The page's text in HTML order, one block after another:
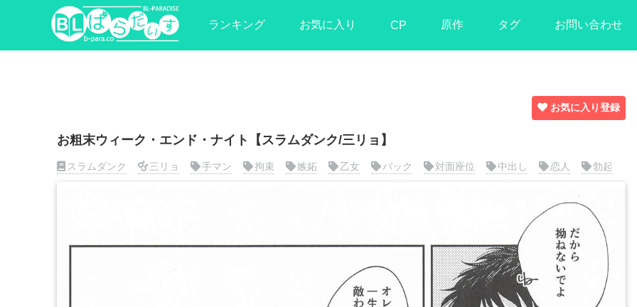
ランキング お気に入り CP 原作 タグ お問い合わせ
お気に入り登録
お粗末ウィーク・エンド・ナイト【スラムダンク/三リョ】
スラムダンク 三リョ 手マン 拘束 嫉妬 乙女 バック 対面座位 中出し 恋人 勃起